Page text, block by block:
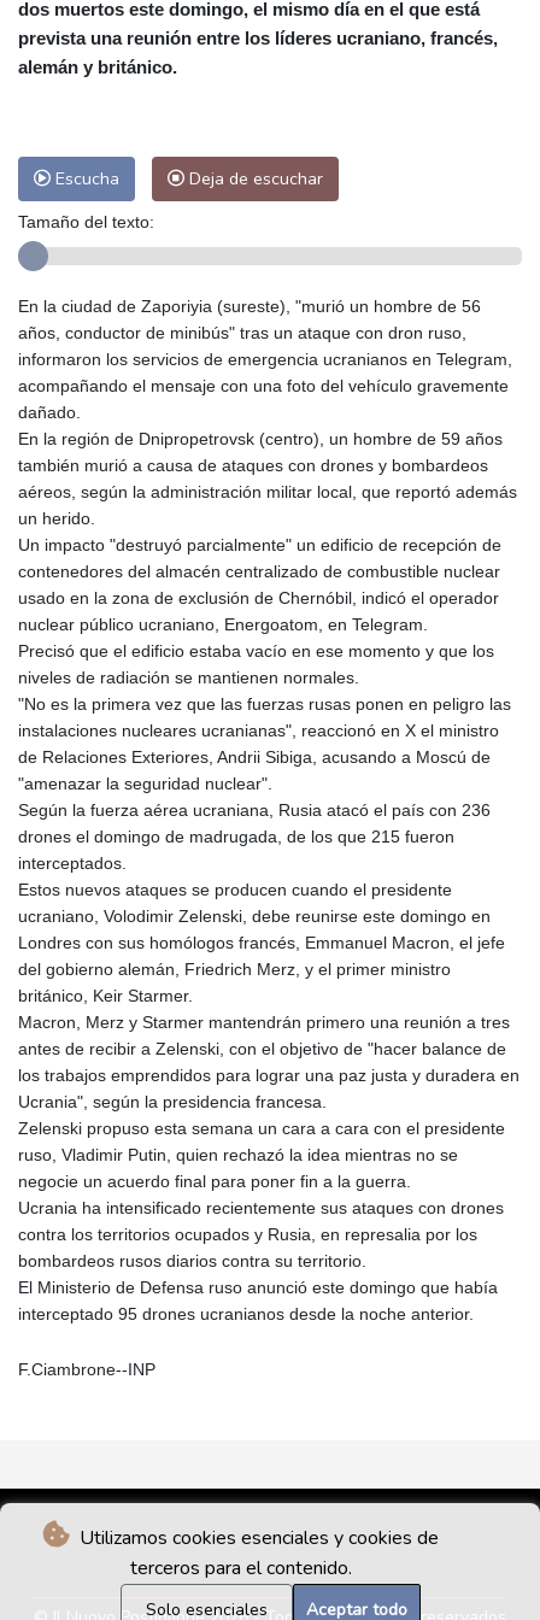
Utilizamos cookies esenciales y cookies de
terceros para el contenido.
Solo esenciales Aceptar todo
Alicante
29 °C Córdoba
30 °C
Málaga
Caracas
29 °C Managua
San José
28 °C Asunción
Panama City
dos muertos este domingo, el mismo día en el que está
prevista una reunión entre los líderes ucraniano, francés,
alemán y británico.
Escucha Deja de escuchar
Tamaño del texto:
En la ciudad de Zaporiyia (sureste), "murió un hombre de 56
años, conductor de minibús" tras un ataque con dron ruso,
informaron los servicios de emergencia ucranianos en Telegram,
acompañando el mensaje con una foto del vehículo gravemente
dañado.
En la región de Dnipropetrovsk (centro), un hombre de 59 años
también murió a causa de ataques con drones y bombardeos
aéreos, según la administración militar local, que reportó además
un herido.
Un impacto "destruyó parcialmente" un edificio de recepción de
contenedores del almacén centralizado de combustible nuclear
usado en la zona de exclusión de Chernóbil, indicó el operador
nuclear público ucraniano, Energoatom, en Telegram.
Precisó que el edificio estaba vacío en ese momento y que los
niveles de radiación se mantienen normales.
"No es la primera vez que las fuerzas rusas ponen en peligro las
instalaciones nucleares ucranianas", reaccionó en X el ministro
de Relaciones Exteriores, Andrii Sibiga, acusando a Moscú de
"amenazar la seguridad nuclear".
Según la fuerza aérea ucraniana, Rusia atacó el país con 236
drones el domingo de madrugada, de los que 215 fueron
interceptados.
Estos nuevos ataques se producen cuando el presidente
ucraniano, Volodimir Zelenski, debe reunirse este domingo en
Londres con sus homólogos francés, Emmanuel Macron, el jefe
del gobierno alemán, Friedrich Merz, y el primer ministro
británico, Keir Starmer.
Macron, Merz y Starmer mantendrán primero una reunión a tres
antes de recibir a Zelenski, con el objetivo de "hacer balance de
los trabajos emprendidos para lograr una paz justa y duradera en
Ucrania", según la presidencia francesa.
Zelenski propuso esta semana un cara a cara con el presidente
ruso, Vladimir Putin, quien rechazó la idea mientras no se
negocie un acuerdo final para poner fin a la guerra.
Ucrania ha intensificado recientemente sus ataques con drones
contra los territorios ocupados y Rusia, en represalia por los
bombardeos rusos diarios contra su territorio.
El Ministerio de Defensa ruso anunció este domingo que había
interceptado 95 drones ucranianos desde la noche anterior.
F.Ciambrone--INP